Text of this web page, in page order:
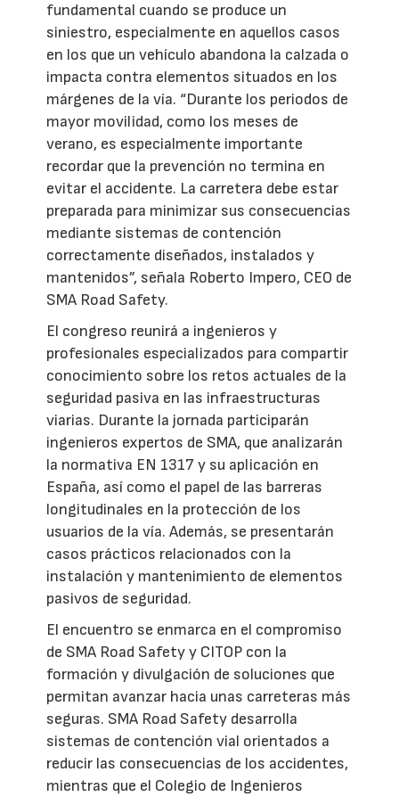
fundamental cuando se produce un
siniestro, especialmente en aquellos casos
en los que un vehículo abandona la calzada o
impacta contra elementos situados en los
márgenes de la vía. “Durante los periodos de
mayor movilidad, como los meses de
verano, es especialmente importante
recordar que la prevención no termina en
evitar el accidente. La carretera debe estar
preparada para minimizar sus consecuencias
mediante sistemas de contención
correctamente diseñados, instalados y
mantenidos”, señala Roberto Impero, CEO de
SMA Road Safety.
El congreso reunirá a ingenieros y
profesionales especializados para compartir
conocimiento sobre los retos actuales de la
seguridad pasiva en las infraestructuras
viarias. Durante la jornada participarán
ingenieros expertos de SMA, que analizarán
la normativa EN 1317 y su aplicación en
España, así como el papel de las barreras
longitudinales en la protección de los
usuarios de la vía. Además, se presentarán
casos prácticos relacionados con la
instalación y mantenimiento de elementos
pasivos de seguridad.
El encuentro se enmarca en el compromiso
de SMA Road Safety y CITOP con la
formación y divulgación de soluciones que
permitan avanzar hacia unas carreteras más
seguras. SMA Road Safety desarrolla
sistemas de contención vial orientados a
reducir las consecuencias de los accidentes,
mientras que el Colegio de Ingenieros